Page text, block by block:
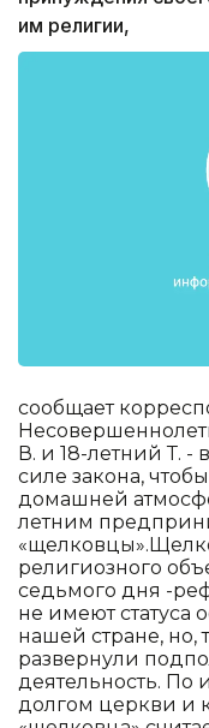
им религии,
сообщает
В. и 18-летний Т.
силе закона,
домашней
летним
религиозного
седьмого дня -
не имеют статуса
нашей стране,
развернули
деятельность. По
долгом церкви и